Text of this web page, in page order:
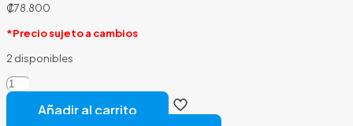
₡78.800
*Precio sujeto a cambios
2 disponibles
MEMORIA
RAM
LAPTOPAñadir al carrito